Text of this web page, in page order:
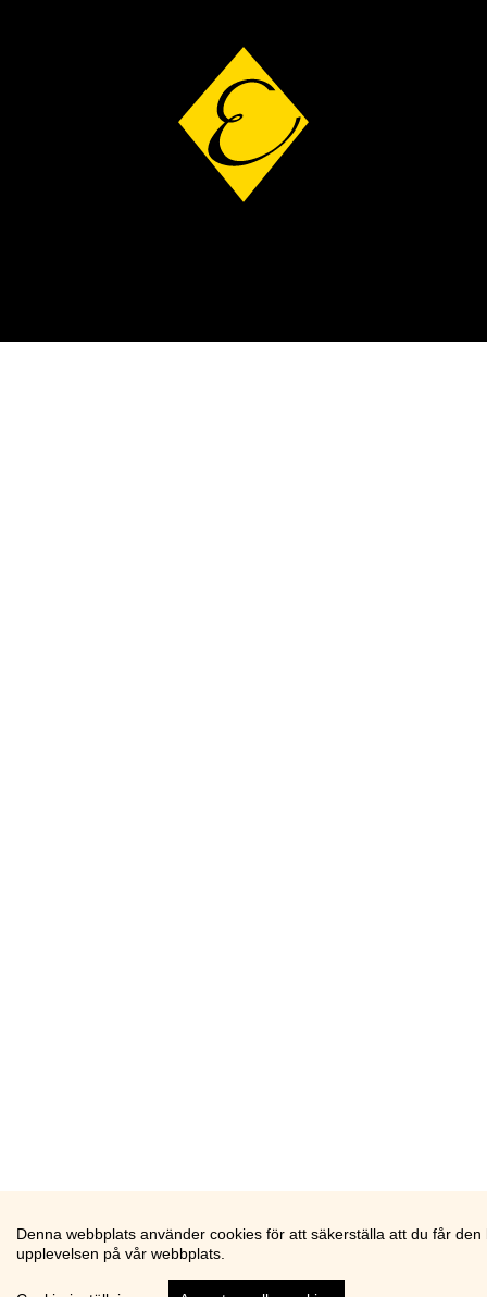
Denna webbplats använder cookies för att säkerställa att du får den
upplevelsen på vår webbplats.